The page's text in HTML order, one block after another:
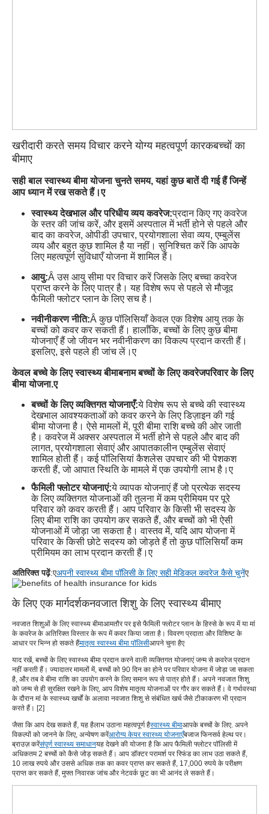
खरीदारी करते समय विचार करने योग्य महत्वपूर्ण कारकबच्चों का
बीमाए
सही बाल स्वास्थ्य बीमा योजना चुनते समय, यहां कुछ बातें दी गई हैं जिन्हें
आप ध्यान में रख सकते हैं।ए
स्वास्थ्य देखभाल और परिधीय व्यय कवरेज:प्रदान किए गए कवरेज
के स्तर की जांच करें, और इसमें अस्पताल में भर्ती होने से पहले और
बाद का कवरेज, ओपीडी उपचार, प्रयोगशाला सेवा व्यय, एम्बुलेंस
व्यय और बहुत कुछ शामिल है या नहीं। सुनिश्चित करें कि आपके
लिए महत्वपूर्ण सुविधाएँ योजना में शामिल हैं।
आयु:Â उस आयु सीमा पर विचार करें जिसके लिए बच्चा कवरेज
प्राप्त करने के लिए पात्र है। यह विशेष रूप से पहले से मौजूद
फैमिली फ्लोटर प्लान के लिए सच है।
नवीनीकरण नीति:Â कुछ पॉलिसियाँ केवल एक विशेष आयु तक के
बच्चों को कवर कर सकती हैं। हालाँकि, बच्चों के लिए कुछ बीमा
योजनाएँ हैं जो जीवन भर नवीनीकरण का विकल्प प्रदान करती हैं।
इसलिए, इसे पहले ही जांच लें।ए
केवल बच्चे के लिए स्वास्थ्य बीमाबनाम बच्चों के लिए कवरेजपरिवार के लिए
बीमा योजना.ए
बच्चों के लिए व्यक्तिगत योजनाएँ:ये विशेष रूप से बच्चे की स्वास्थ्य
देखभाल आवश्यकताओं को कवर करने के लिए डिज़ाइन की गई
बीमा योजना है। ऐसे मामलों में, पूरी बीमा राशि बच्चे की ओर जाती
है। कवरेज में अक्सर अस्पताल में भर्ती होने से पहले और बाद की
लागत, प्रयोगशाला सेवाएं और आपातकालीन एम्बुलेंस सेवाएं
शामिल होती हैं। कई पॉलिसियां ​​कैशलेस उपचार की भी पेशकश
करती हैं, जो आपात स्थिति के मामले में एक उपयोगी लाभ है।ए
फैमिली फ्लोटर योजनाएं:ये व्यापक योजनाएं हैं जो प्रत्येक सदस्य
के लिए व्यक्तिगत योजनाओं की तुलना में कम प्रीमियम पर पूरे
परिवार को कवर करती हैं। आप परिवार के किसी भी सदस्य के
लिए बीमा राशि का उपयोग कर सकते हैं, और बच्चों को भी ऐसी
योजनाओं में जोड़ा जा सकता है। वास्तव में, यदि आप योजना में
परिवार के किसी छोटे सदस्य को जोड़ते हैं तो कुछ पॉलिसियाँ कम
प्रीमियम का लाभ प्रदान करती हैं।ए
अतिरिक्त पढ़ें:एअपनी स्वास्थ्य बीमा पॉलिसी के लिए सही मेडिकल कवरेज कैसे चुनेंए
के लिए एक मार्गदर्शकनवजात शिशु के लिए स्वास्थ्य बीमाए
नवजात शिशुओं के लिए स्वास्थ्य बीमाआमतौर पर इसे फैमिली फ्लोटर प्लान के हिस्से के रूप में या मां
के कवरेज के अतिरिक्त विस्तार के रूप में कवर किया जाता है। विवरण प्रदाता और विशिष्ट के
आधार पर भिन्न हो सकते हैंमातृत्व स्वास्थ्य बीमा पॉलिसीआपने चुना हैए
याद रखें, बच्चों के लिए स्वास्थ्य बीमा प्रदान करने वाली व्यक्तिगत योजनाएं जन्म से कवरेज प्रदान
नहीं करती हैं। ज्यादातर मामलों में, बच्चों को 90 दिन का होने पर परिवार योजना में जोड़ा जा सकता
है, और तब वे बीमा राशि का उपयोग करने के लिए समान रूप से पात्र होते हैं। अपने नवजात शिशु
को जन्म से ही सुरक्षित रखने के लिए, आप विशेष मातृत्व योजनाओं पर गौर कर सकते हैं। वे गर्भावस्था
के दौरान मां के स्वास्थ्य खर्चों के अलावा नवजात शिशु से संबंधित खर्च जैसे टीकाकरण भी प्रदान
करते हैं। [2]
जैसा कि आप देख सकते हैं, यह हैलाभ उठाना महत्वपूर्ण हैस्वास्थ्य बीमाआपके बच्चों के लिए. अपने
विकल्पों को जानने के लिए, अन्वेषण करेंआरोग्य केयर स्वास्थ्य योजनाएँबजाज फिनसर्व हेल्थ पर।
ब्राउज़ करेंसंपूर्ण स्वास्थ्य समाधानयह देखने की योजना है कि आप फैमिली फ्लोटर पॉलिसी में
अधिकतम 2 बच्चों को कैसे जोड़ सकते हैं। आप डॉक्टर परामर्श पर रिफंड का लाभ उठा सकते हैं,
10 लाख रुपये और उससे अधिक तक का कवर प्राप्त कर सकते हैं, 17,000 रुपये के परीक्षण
प्राप्त कर सकते हैं, मुफ्त निवारक जांच और नेटवर्क छूट का भी आनंद ले सकते हैं।